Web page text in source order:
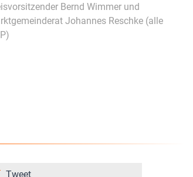
Bernd Wimmer und
Johannes Reschke (alle
Tweet